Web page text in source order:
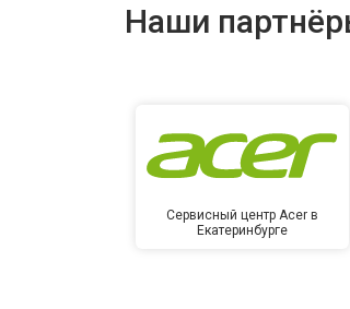
Прошивка BIOS
Наши
Сервисный центр Acer в
Екатеринбурге